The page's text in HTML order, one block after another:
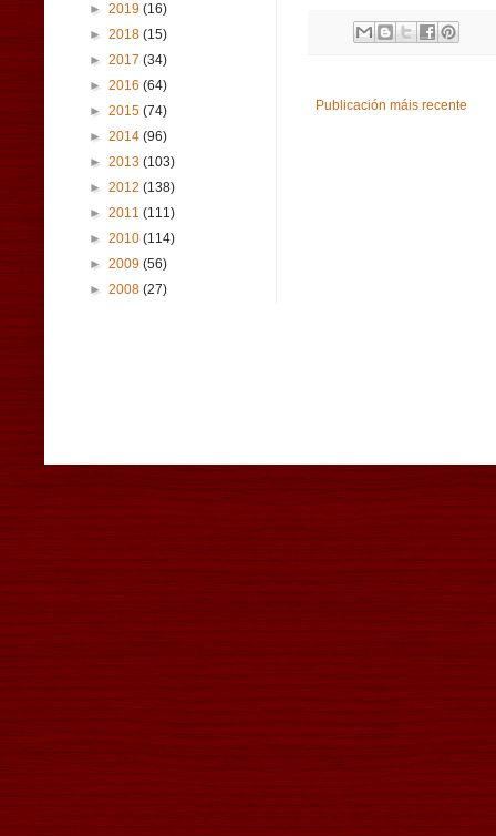
Publicación máis recente
► 2019 (16)
► 2018 (15)
► 2017 (34)
► 2016 (64)
► 2015 (74)
► 2014 (96)
► 2013 (103)
► 2012 (138)
► 2011 (111)
► 2010 (114)
► 2009 (56)
► 2008 (27)